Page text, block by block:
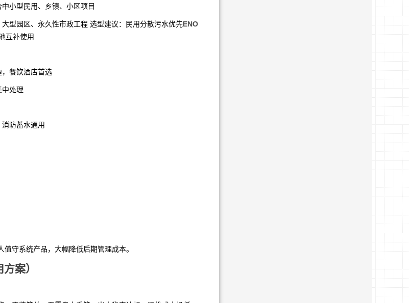
小型民用、乡镇、小区项目
型园区、永久性市政工程 选型建议：民用分散污水优先ENO
互补使用
，餐饮酒店首选
中处理
防蓄水通用
守系统产品，大幅降低后期管理成本。
案）